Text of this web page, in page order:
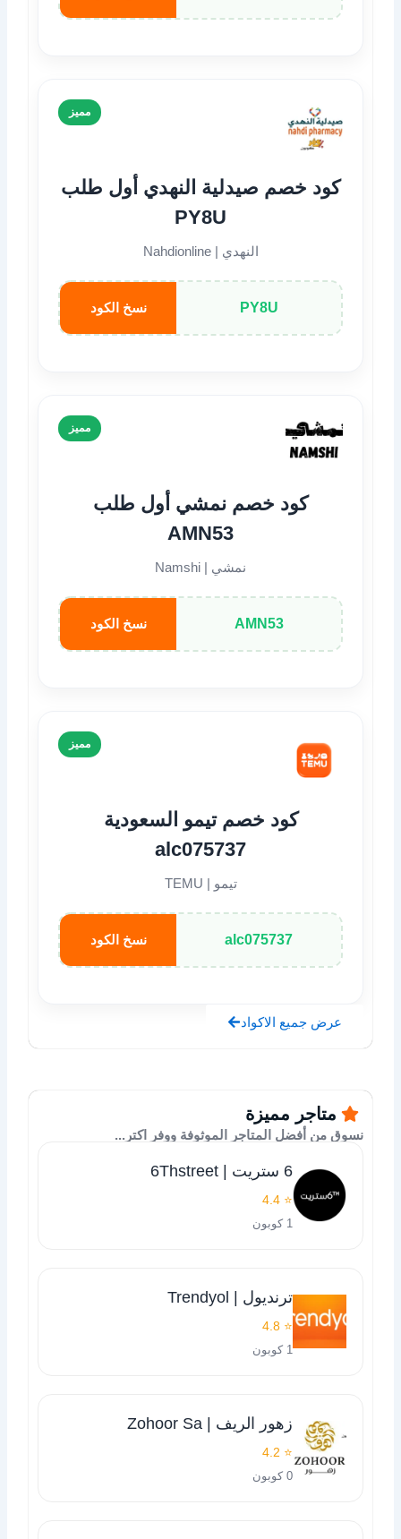
مميز
كود خصم صيدلية النهدي أول طلب
PY8U
النهدي | Nahdionline
PY8U نسخ الكود
مميز
كود خصم نمشي أول طلب
AMN53
نمشي | Namshi
AMN53 نسخ الكود
مميز
كود خصم تيمو السعودية
alc075737
تيمو | TEMU
alc075737 نسخ الكود
عرض جميع الاكواد
متاجر مميزة
نسوق من أفضل المتاجر الموثوفة ووفر اكتر...
6 ستريت | 6Thstreet
⭐ 4.4
1 كوبون
ترنديول | Trendyol
⭐ 4.8
1 كوبون
زهور الريف | Zohoor Sa
⭐ 4.2
0 كوبون